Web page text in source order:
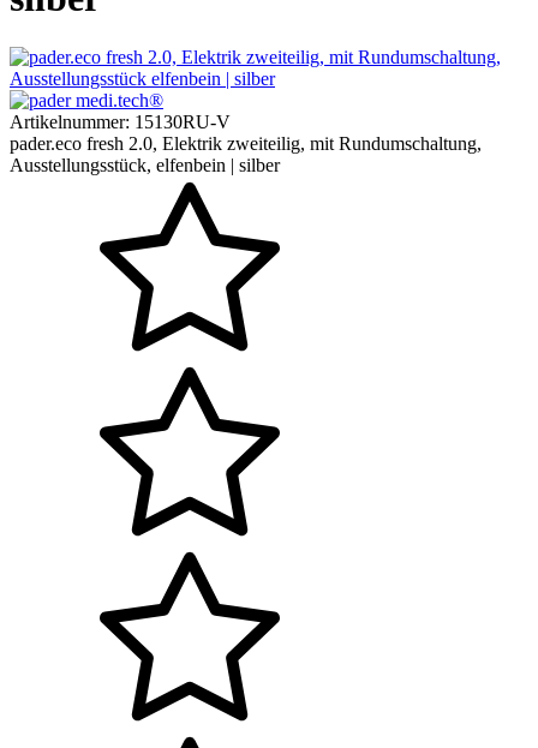
Artikelnummer: 15130RU-V
pader.eco fresh 2.0, Elektrik zweiteilig, mit Rundumschaltung,
Ausstellungsstück, elfenbein | silber